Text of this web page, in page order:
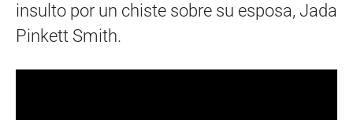
insulto por un chiste sobre su esposa, Jada
Pinkett Smith.